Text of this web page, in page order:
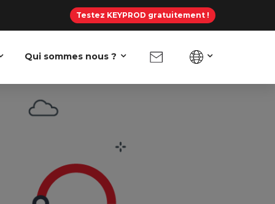
Testez KEYPROD gratuitement !
Qui sommes nous ?